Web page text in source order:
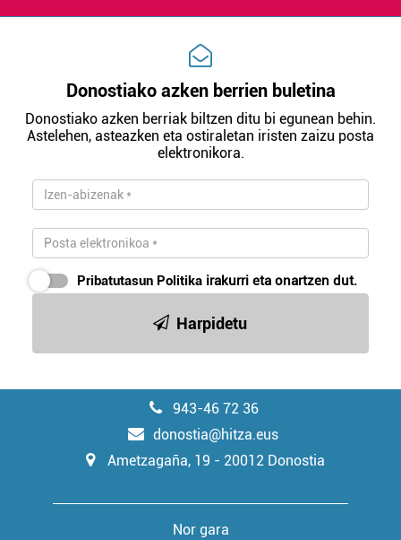
Donostiako azken berrien buletina
Donostiako azken berriak biltzen ditu bi egunean behin.
Astelehen, asteazken eta ostiraletan iristen zaizu posta
elektronikora.
Pribatutasun Politika irakurri eta onartzen dut.
Harpidetu
943-46 72 36
donostia@hitza.eus
Ametzagaña, 19 - 20012 Donostia
Nor gara